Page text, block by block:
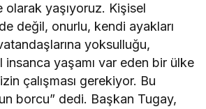
olarak yaşıyoruz. Kişisel
değil, onurlu, kendi ayakları
yoksulluğu,
yaşamı var eden bir ülke
çalışması gerekiyor. Bu
borcu” dedi. Başkan Tugay,